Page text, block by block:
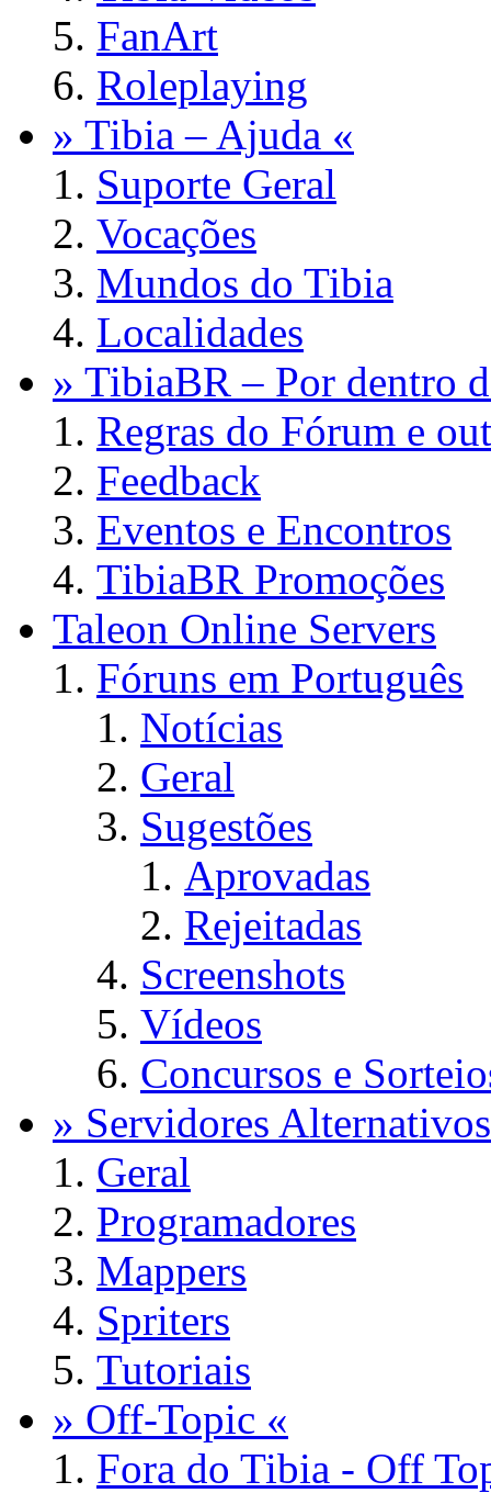
FanArt
Roleplaying
» Tibia – Ajuda «
Suporte Geral
Vocações
Mundos do Tibia
Localidades
» TibiaBR – Por dentro
Regras do Fórum e
Feedback
Eventos e Encontros
TibiaBR Promoções
Taleon Online Servers
Fóruns em Português
Notícias
Geral
Sugestões
Aprovadas
Rejeitadas
Screenshots
Vídeos
Concursos e
» Servidores
Geral
Programadores
Mappers
Spriters
Tutoriais
» Off-Topic «
Fora do Tibia - Off